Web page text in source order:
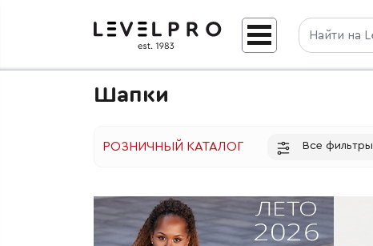
Шапки
РОЗНИЧНЫЙ КАТАЛОГ Все фильтры